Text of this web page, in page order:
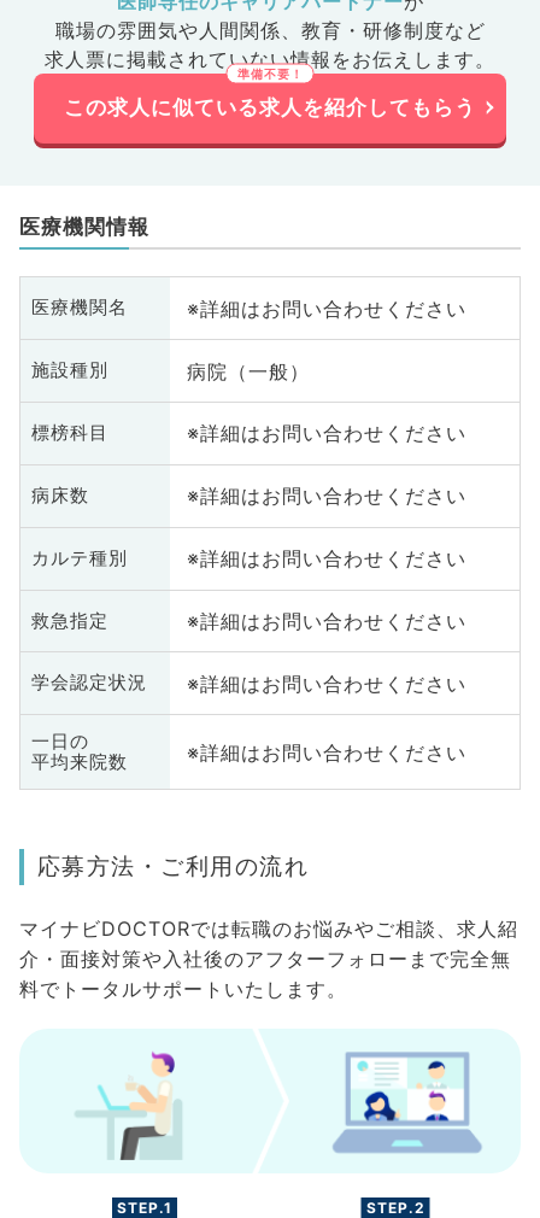
職場の雰囲気や人間関係、 教育・研修制度など
求人票に掲載されていない情報をお伝えします。
この求人に似ている求人を紹介してもらう
医療機関情報
医療機関名 ※詳細はお問い合わせください
施設種別 病院（一般）
標榜科目 ※詳細はお問い合わせください
病床数 ※詳細はお問い合わせください
カルテ種別 ※詳細はお問い合わせください
救急指定 ※詳細はお問い合わせください
学会認定状況 ※詳細はお問い合わせください
一日の
平均来院数
※詳細はお問い合わせください
応募方法・ご利用の流れ
マイナビDOCTORでは転職のお悩みやご相談、求人紹
介・面接対策や入社後のアフターフォローまで完全無
料でトータルサポートいたします。
STEP.1 STEP.2